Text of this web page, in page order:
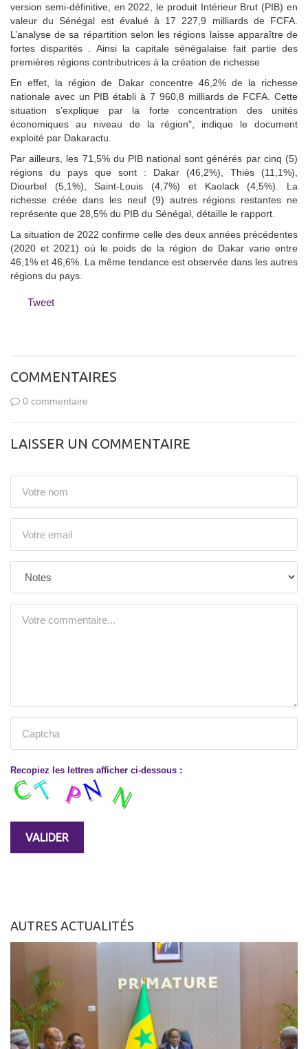
version semi-définitive, en 2022, le produit Intérieur Brut (PIB) en
valeur du Sénégal est évalué à 17 227,9 milliards de FCFA.
L’analyse de sa répartition selon les régions laisse apparaître de
fortes disparités . Ainsi la capitale sénégalaise fait partie des
premières régions contributrices à la création de richesse
En effet, la région de Dakar concentre 46,2% de la richesse
nationale avec un PIB établi à 7 960,8 milliards de FCFA. Cette
situation s’explique par la forte concentration des unités
économiques au niveau de la région", indique le document
exploité par Dakaractu.
Par ailleurs, les 71,5% du PIB national sont générés par cinq (5)
régions du pays que sont : Dakar (46,2%), Thiès (11,1%),
Diourbel (5,1%), Saint-Louis (4,7%) et Kaolack (4,5%). La
richesse créée dans les neuf (9) autres régions restantes ne
représente que 28,5% du PIB du Sénégal, détaille le rapport.
La situation de 2022 confirme celle des deux années précédentes
(2020 et 2021) où le poids de la région de Dakar varie entre
46,1% et 46,6%. La même tendance est observée dans les autres
régions du pays.
Tweet
COMMENTAIRES
0 commentaire
LAISSER UN COMMENTAIRE
Recopiez les lettres afficher ci-dessous :
AUTRES ACTUALITÉS